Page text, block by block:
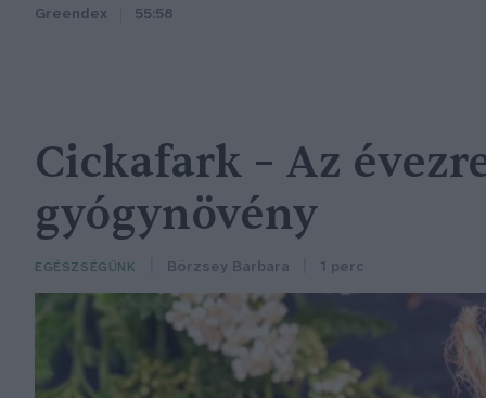
Greendex 55:58
Cickafark – Az
gyógynövény
EGÉSZSÉGÜNK Börzsey Barbara 1 perc